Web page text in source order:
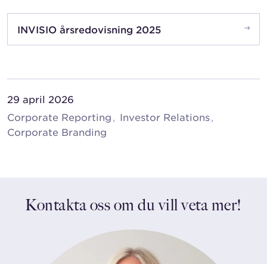
INVISIO årsredovisning 2025
29 april 2026
Corporate Reporting
Investor Relations
Corporate Branding
Kontakta oss om du vill veta mer!